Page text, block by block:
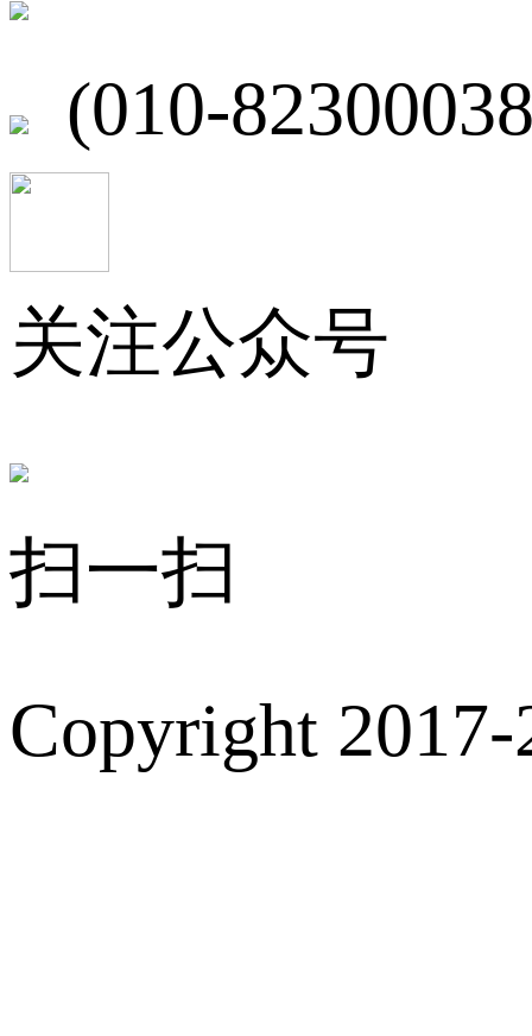
(010-
关注公众号
扫一扫
Copyright